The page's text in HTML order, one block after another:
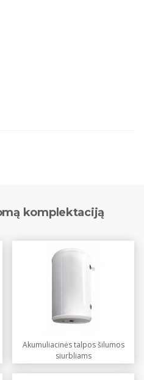
komplektaciją
Akumuliacinės talpos šilumos
siurbliams